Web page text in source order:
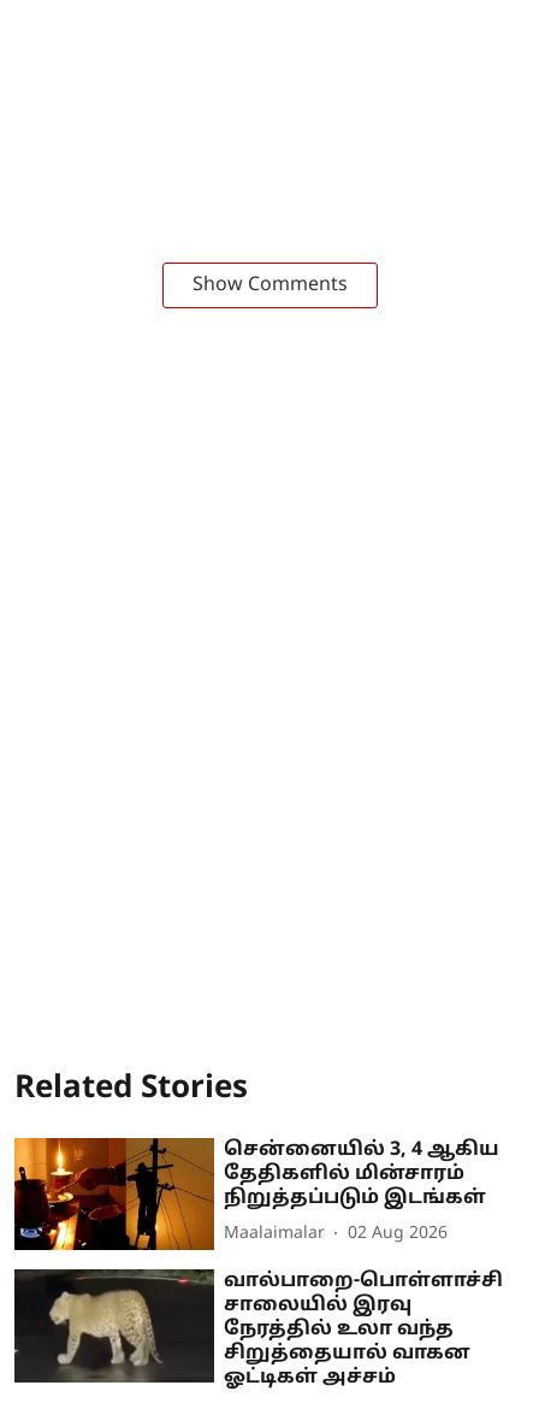
Show Comments
Related Stories
சென்னையில் 3, 4 ஆகிய
தேதிகளில் மின்சாரம்
நிறுத்தப்படும் இடங்கள்
Maalaimalar 02 Aug 2026
வால்பாறை-பொள்ளாச்சி
சாலையில் இரவு
நேரத்தில் உலா வந்த
சிறுத்தையால் வாகன
ஓட்டிகள் அச்சம்